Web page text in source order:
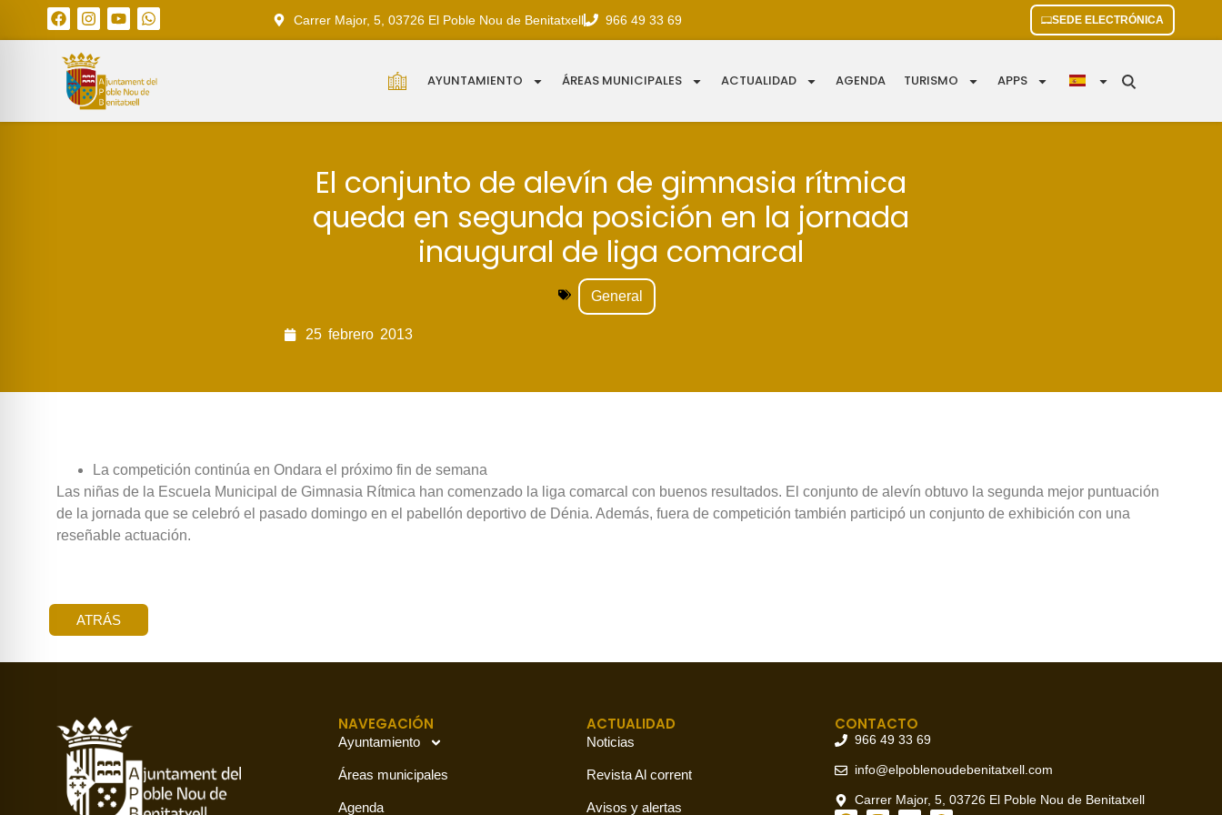
Carrer Major, 5, 03726 El Poble Nou de Benitatxell 966 49 33 69 SEDE ELECTRÓNICA
AYUNTAMIENTO ÁREAS MUNICIPALES ACTUALIDAD AGENDA TURISMO APPS
El conjunto de alevín de gimnasia rítmica
queda en segunda posición en la jornada
inaugural de liga comarcal
General
25 febrero 2013
La competición continúa en Ondara el próximo fin de semana
Las niñas de la Escuela Municipal de Gimnasia Rítmica han comenzado la liga comarcal con buenos resultados. El conjunto de alevín obtuvo la segunda mejor puntuación
de la jornada que se celebró el pasado domingo en el pabellón deportivo de Dénia. Además, fuera de competición también participó un conjunto de exhibición con una
reseñable actuación.
ATRÁS
NAVEGACIÓN
Ayuntamiento
Áreas municipales
Agenda
ACTUALIDAD
Noticias
Revista Al corrent
Avisos y alertas
CONTACTO
966 49 33 69
info@elpoblenoudebenitatxell.com
Carrer Major, 5, 03726 El Poble Nou de Benitatxell